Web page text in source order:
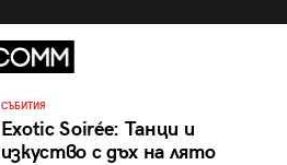
СЪБИТИЯ
Exotic Soirée: Танци и
изкуство с дъх на лято